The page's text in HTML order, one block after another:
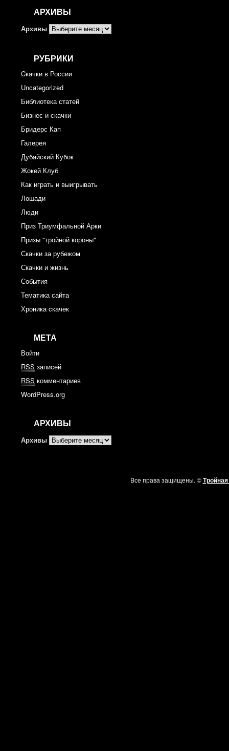
АРХИВЫ
Архивы
РУБРИКИ
Cкачки в России
Uncategorized
Библиотека статей
Бизнес и скачки
Бридерс Кап
Галерея
Дубайский Кубок
Жокей Клуб
Как играть и выигрывать
Лошади
Люди
Приз Триумфальной Арки
Призы "тройной короны"
Скачки за рубежом
Скачки и жизнь
События
Тематика сайта
Хроника скачек
МЕТА
Войти
RSS записей
RSS комментариев
WordPress.org
АРХИВЫ
Архивы
Все права защищены. ©